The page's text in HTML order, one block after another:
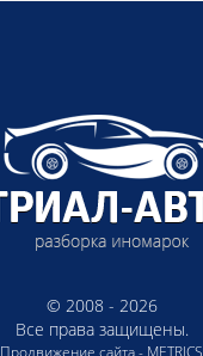
© 2008 - 2026
Все права защищены.
Продвижение сайта - METRICS